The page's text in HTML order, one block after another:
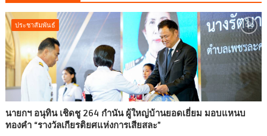
ประชาสัมพันธ์
นายกฯ อนุทิน เชิดชู 264 กำนัน ผู้ใหญ่บ้านยอดเยี่ยม มอบแหนบ
ทองคำ “รางวัลเกียรติยศแห่งการเสียสละ”